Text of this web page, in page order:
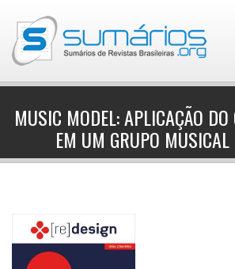
MUSIC MODEL: APLICAÇÃO
EM UM GRUPO MUSICAL